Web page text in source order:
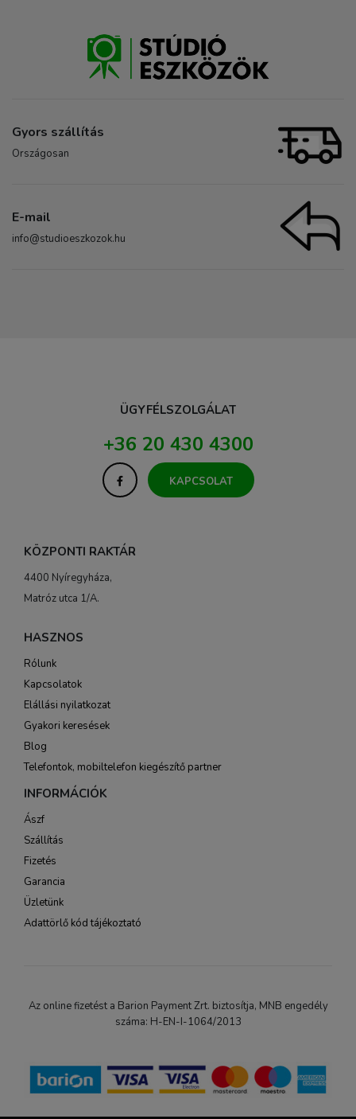
Gyors szállítás
Országosan
E-mail
info@studioeszkozok.hu
ÜGYFÉLSZOLGÁLAT
+36 20 430 4300
KAPCSOLAT
KÖZPONTI RAKTÁR
4400 Nyíregyháza,
Matróz utca 1/A.
HASZNOS
Rólunk
Kapcsolatok
Elállási nyilatkozat
Gyakori keresések
Blog
Telefontok, mobiltelefon kiegészítő partner
INFORMÁCIÓK
Ászf
Szállítás
Fizetés
Garancia
Üzletünk
Adattörlő kód tájékoztató
Az online fizetést a Barion Payment Zrt. biztosítja, MNB engedély
száma: H-EN-I-1064/2013